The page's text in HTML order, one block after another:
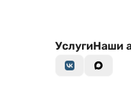
УслугиНаши